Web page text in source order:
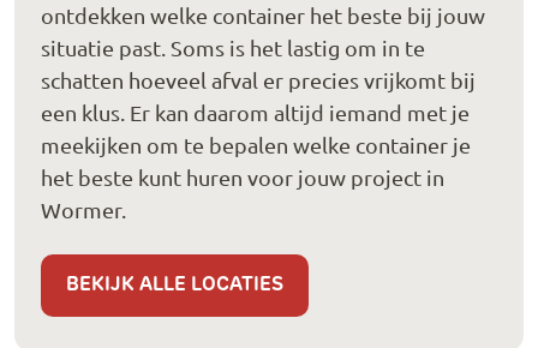
ontdekken welke container het beste bij jouw
situatie past. Soms is het lastig om in te
schatten hoeveel afval er precies vrijkomt bij
een klus. Er kan daarom altijd iemand met je
meekijken om te bepalen welke container je
het beste kunt huren voor jouw project in
Wormer.
BEKIJK ALLE LOCATIES